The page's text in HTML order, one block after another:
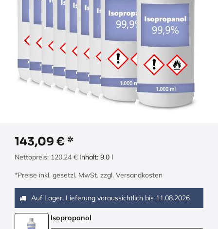
143,09 €
Nettopreis: 120,24 € Inhalt: 9.0 l
*Preise inkl. gesetzl. MwSt. zzgl. Versandkosten
Auf Lager, Lieferung voraussichtlich bis 11.08.2026
Isopropanol